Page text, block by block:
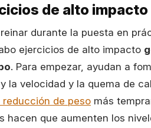
de alto impacto
durante la puesta en
ejercicios de alto impacto
. Para empezar, ayudan a
la velocidad y la quema de
reducción de peso más
hacen que aumenten los